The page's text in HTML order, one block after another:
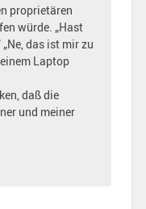
proprietären
würde. „Hast
das ist mir zu
Laptop
daß die
und meiner